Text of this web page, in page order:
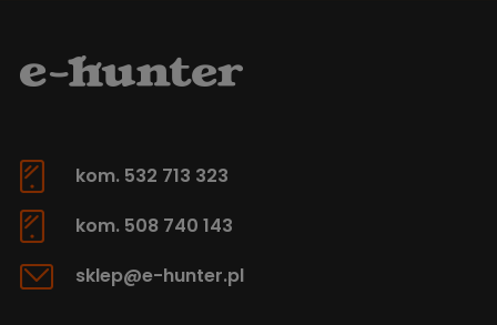
kom. 532 713 323
kom. 508 740 143
sklep@e-hunter.pl